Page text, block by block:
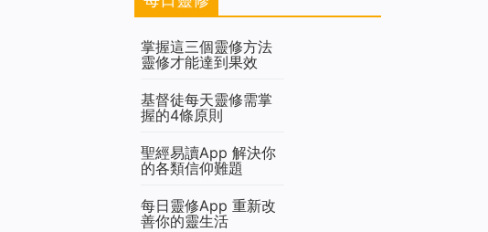
掌握這三個靈修方法
靈修才能達到果效
基督徒每天靈修需掌
握的4條原則
聖經易讀App 解決你
的各類信仰難題
每日靈修App 重新改
善你的靈生活